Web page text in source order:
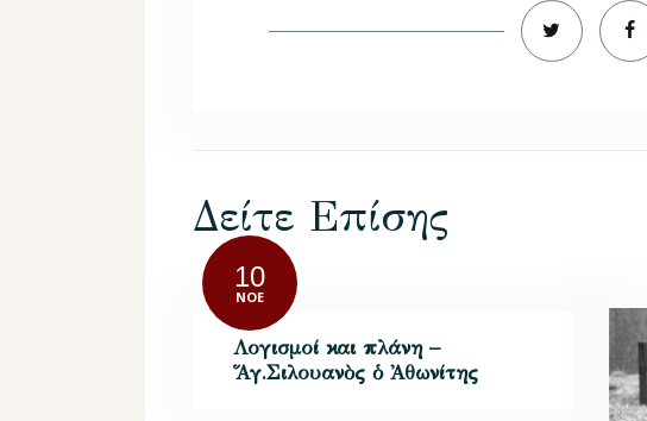
Δείτε Επίσης
10
ΝΟΈ
Λογισμοί και πλάνη –
Ἅγ.Σιλουανὸς ὁ Ἀθωνίτης